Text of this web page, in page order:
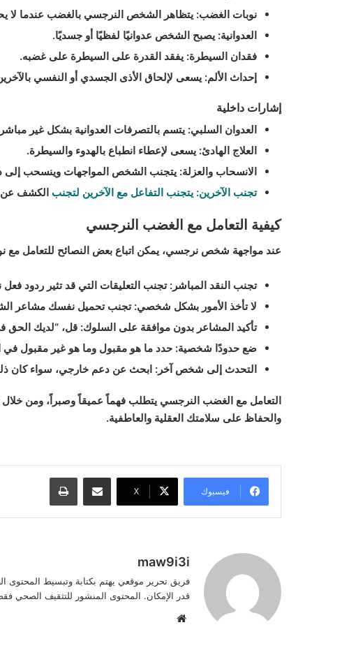
نوبات الغضب: يتظاهر الشخص النرجسي بالغضب عندما لا
العدوانية: يصبح الشخص عدوانيًا لفظيًا أو جسديًا.
فقدان السيطرة: يفقد القدرة على السيطرة على غضبه.
إحداث الألم: يسعى لإلحاق الأذى الجسدي أو النفسي
إشارات داخلية
العدوان السلبي: يتسم بالتصرفات العدوانية بشكل غير
العلاج الهادئ: يسعى لإعطاء انطباع بالهدوء والسيطرة.
الانسحاب والعزلة: يتجنب الشخص المواجهات وينسحب إلى
تجنب الآخرين: يتجنب التفاعل مع الآخرين لتجنب الكشف عن
كيفية التعامل مع الغضب النرجسي
عند مواجهة شخص نرجسي، يمكن اتباع بعض النصائح للتعامل مع
تجنب النقد المباشر: تجنب التعليقات التي قد تثير ردود
لا تأخذ الأمور بشكل شخصي: تجنب تحميل نفسك مشاعر
تأكيد المشاعر بدون موافقة على السلوك: قل، “لديك الحق
ضع حدودًا شخصية: حدد ما هو مقبول وما هو غير مقبول في
التحدث إلى شخص آخر: ابحث عن دعم خارجي، سواء كان
التعامل مع الغضب النرجسي يتطلب فهماً عميقاً وصبراً، ومن خلال
والحفاظ على سلامتك العقلية والعاطفية.
فيسبوك ‫X
مشاركة عبر البريد طباعة
maw9i3i
فريق تحرير موقعي يهتم بكتابة وتبسيط المحتوى
قدر الإمكان. المحتوى المنشور للتثقيف الصحي